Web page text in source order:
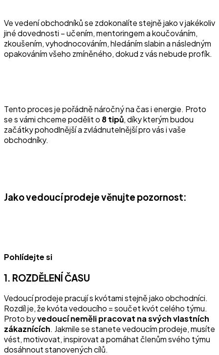
Ve vedení obchodníků se zdokonalíte stejně jako v jakékoliv
jiné dovednosti – učením, mentoringem a koučováním,
zkoušením, vyhodnocováním, hledáním slabin a následným
opakováním všeho zmíněného, dokud z vás nebude profík.
Tento proces je pořádně náročný na čas i energie. Proto
se s vámi chceme podělit o 8 tipů, díky kterým budou
začátky pohodlnější a zvládnutelnější pro vás i vaše
obchodníky.
Jako vedoucí prodeje věnujte pozornost:
Pohlídejte si
1. ROZDĚLENÍ ČASU
Vedoucí prodeje pracují s kvótami stejně jako obchodníci.
Rozdíl je, že kvóta vedoucího = součet kvót celého týmu.
Proto byvedoucí neměli pracovat na svých vlastních
zákaznících. Jakmile se stanete vedoucím prodeje, musíte
vést, motivovat, inspirovat a pomáhat členům svého týmu
dosáhnout stanovených cílů.